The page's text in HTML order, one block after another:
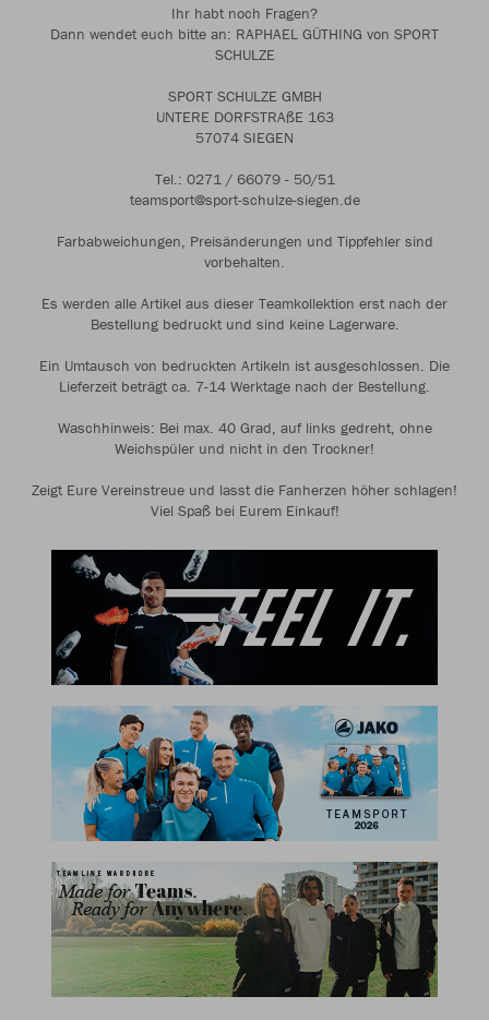
Ihr habt noch Fragen?
Dann wendet euch bitte an: RAPHAEL GÜTHING von SPORT
SCHULZE
SPORT SCHULZE GMBH
UNTERE DORFSTRAßE 163
57074 SIEGEN
Tel.: 0271 / 66079 - 50/51
teamsport@sport-schulze-siegen.de
Farbabweichungen, Preisänderungen und Tippfehler sind
vorbehalten.
Es werden alle Artikel aus dieser Teamkollektion erst nach der
Bestellung bedruckt und sind keine Lagerware.
Ein Umtausch von bedruckten Artikeln ist ausgeschlossen. Die
Lieferzeit beträgt ca. 7-14 Werktage nach der Bestellung.
Waschhinweis: Bei max. 40 Grad, auf links gedreht, ohne
Weichspüler und nicht in den Trockner!
Zeigt Eure Vereinstreue und lasst die Fanherzen höher schlagen!
Viel Spaß bei Eurem Einkauf!